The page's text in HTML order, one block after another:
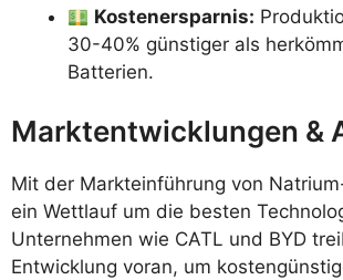
Kostenersparnis:
30-40% günstiger als
Batterien.
Marktentwicklungen &
Mit der Markteinführung von
ein Wettlauf um die besten
Unternehmen wie CATL und BYD
Entwicklung voran, um